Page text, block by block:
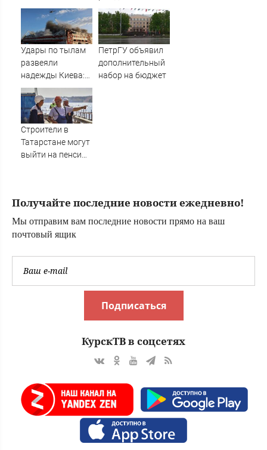
школьников - что
изменилось в
России
Эжвинского
района
Удары по тылам
развеяли
надежды Киева:
немецкий
аналитик
констатирует
смену настроений
» PolitCentr-NEWS
ПетрГУ объявил
дополнительный
набор на бюджет
Строители в
Татарстане могут
выйти на пенсию
07/08/2026 –
Получайте последние новости ежедневно!
Мы отправим вам последние новости прямо на ваш
почтовый ящик
Подписаться
КурскТВ в соцсетях